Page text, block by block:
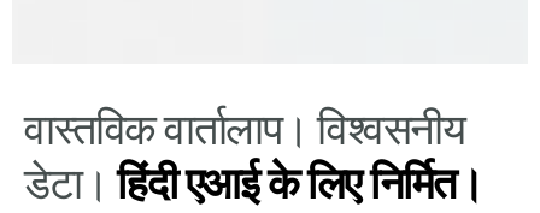
वास्तविक वार्तालाप। विश्वसनीय
डेटा।हिंदी एआई के लिए निर्मित।